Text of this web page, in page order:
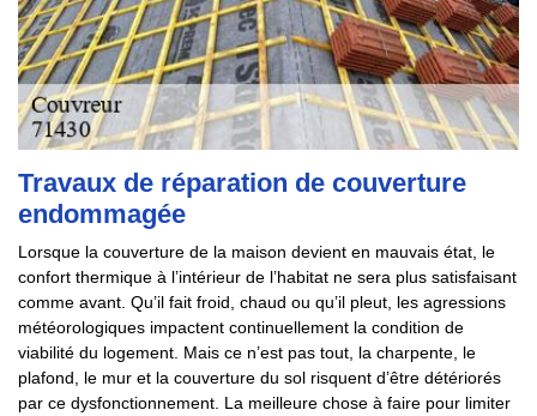
Travaux de réparation de couverture
endommagée
Lorsque la couverture de la maison devient en mauvais état, le
confort thermique à l’intérieur de l’habitat ne sera plus satisfaisant
comme avant. Qu’il fait froid, chaud ou qu’il pleut, les agressions
météorologiques impactent continuellement la condition de
viabilité du logement. Mais ce n’est pas tout, la charpente, le
plafond, le mur et la couverture du sol risquent d’être détériorés
par ce dysfonctionnement. La meilleure chose à faire pour limiter